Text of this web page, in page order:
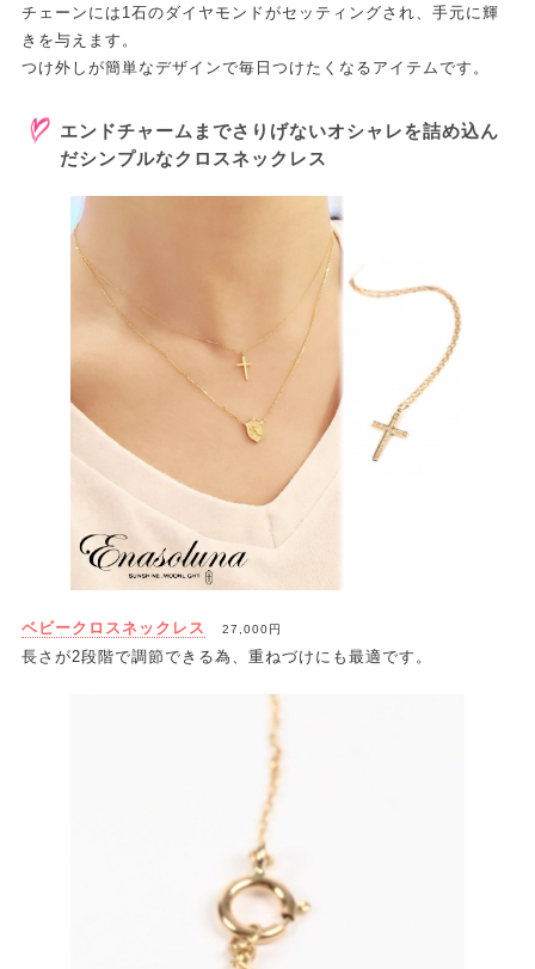
チェーンには1石のダイヤモンドがセッティングされ、手元に輝
きを与えます。
つけ外しが簡単なデザインで毎日つけたくなるアイテムです。
エンドチャームまでさりげないオシャレを詰め込ん
だシンプルなクロスネックレス
ベビークロスネックレス 27,000円
長さが2段階で調節できる為、重ねづけにも最適です。